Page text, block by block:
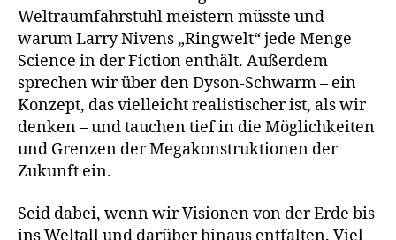
Weltraumfahrstuhl meistern müsste und
warum Larry Nivens „Ringwelt“ jede Menge
Science in der Fiction enthält. Außerdem
sprechen wir über den Dyson-Schwarm – ein
Konzept, das vielleicht realistischer ist, als wir
denken – und tauchen tief in die Möglichkeiten
und Grenzen der Megakonstruktionen der
Zukunft ein.
Seid dabei, wenn wir Visionen von der Erde bis
ins Weltall und darüber hinaus entfalten. Viel